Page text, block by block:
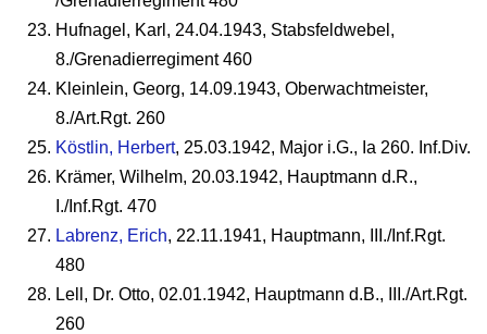
Hufnagel, Karl, 24.04.1943, Stabsfeldwebel,
8./Grenadierregiment 460
Kleinlein, Georg, 14.09.1943, Oberwachtmeister,
8./Art.Rgt. 260
Köstlin, Herbert, 25.03.1942, Major i.G., Ia 260. Inf.Div.
Krämer, Wilhelm, 20.03.1942, Hauptmann d.R.,
I./Inf.Rgt. 470
Labrenz, Erich, 22.11.1941, Hauptmann, III./Inf.Rgt.
480
Lell, Dr. Otto, 02.01.1942, Hauptmann d.B., III./Art.Rgt.
260